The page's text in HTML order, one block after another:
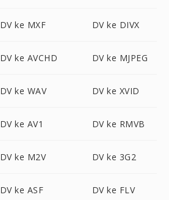
DV ke MXF DV ke DIVX
DV ke AVCHD DV ke MJPEG
DV ke WAV DV ke XVID
DV ke AV1 DV ke RMVB
DV ke M2V DV ke 3G2
DV ke ASF DV ke FLV